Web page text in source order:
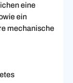
eine
ein
mechanische